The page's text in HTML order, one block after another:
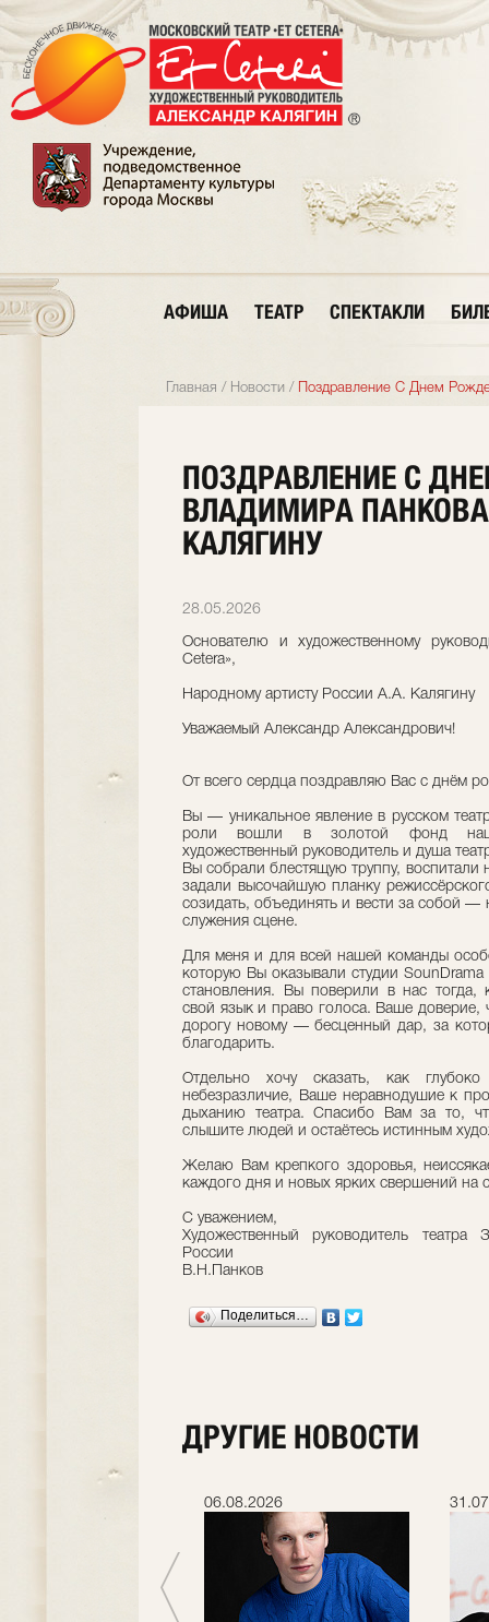
АФИША ТЕАТР СПЕКТАКЛИ
Главная / Новости / Поздравление С Днем
ПОЗДРАВЛЕНИЕ С
ВЛАДИМИРА
КАЛЯГИНУ
28.05.2026
Основателю и художественному
Cetera»,
Народному артисту России А.А. Калягину
Уважаемый Александр Александрович!
От всего сердца поздравляю Вас с днём
Вы — уникальное явление в русском
роли вошли в золотой фонд
художественный руководитель и душа
Вы собрали блестящую труппу, воспитали
задали высочайшую планку
созидать, объединять и вести за собой —
служения сцене.
Для меня и для всей нашей команды
которую Вы оказывали студии
становления. Вы поверили в нас тогда,
свой язык и право голоса. Ваше доверие,
дорогу новому — бесценный дар, за
благодарить.
Отдельно хочу сказать, как
небезразличие, Ваше неравнодушие к
дыханию театра. Спасибо Вам за то,
слышите людей и остаётесь истинным
Желаю Вам крепкого здоровья,
каждого дня и новых ярких свершений на
С уважением,
Художественный руководитель театра
России
В.Н.Панков
Поделиться…
ДРУГИЕ НОВОСТИ
06.08.2026